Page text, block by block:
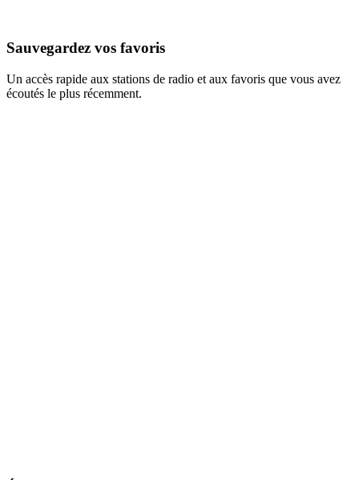
Sauvegardez vos favoris
Un accès rapide aux stations de radio et aux favoris que vous avez
écoutés le plus récemment.